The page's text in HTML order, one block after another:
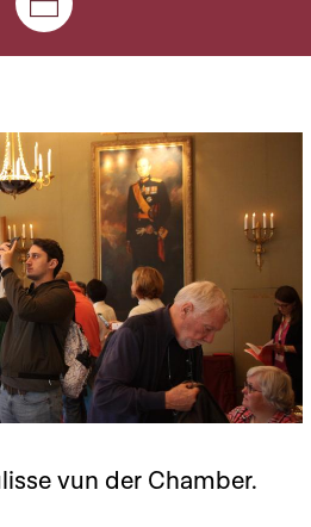
Sëtzungen a Reuniounen
vun der Chamber.